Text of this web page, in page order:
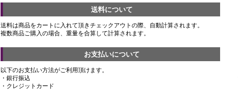
送料について
送料は商品をカートに入れて頂きチェックアウトの際、自動計算されます。
複数商品ご購入の場合、重量を合算して計算されます。
お支払いについて
以下のお支払い方法がご利用頂けます。
・銀行振込
・クレジットカード